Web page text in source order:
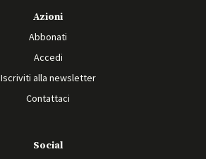
Azioni
Abbonati
Accedi
Iscriviti alla newsletter
Contattaci
Social